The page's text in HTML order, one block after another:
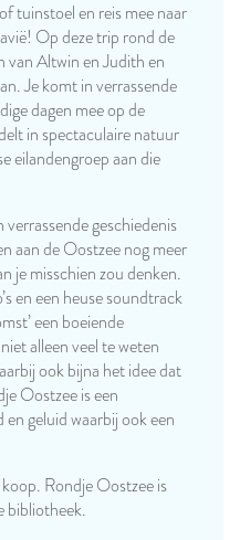
tuinstoel en reis mee naar
Op deze trip rond de
van Altwin en Judith en
Je komt in verrassende
dagen mee op de
in spectaculaire natuur
eilandengroep aan die
geschiedenis
aan de Oostzee nog meer
je misschien zou denken.
en een heuse soundtrack
een boeiende
alleen veel te weten
ook bijna het idee dat
Oostzee is een
geluid waarbij ook een
Rondje Oostzee is
bibliotheek.